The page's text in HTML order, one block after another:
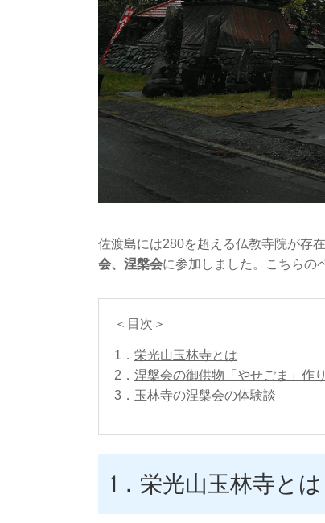
佐渡島には280を超える仏教寺院が存
会、涅槃会に参加しました。こちらの
＜目次＞
1． 栄光山玉林寺とは
2． 涅槃会の御供物「やせごま」作り
3． 玉林寺の涅槃会の体験談
1．栄光山玉林寺とは